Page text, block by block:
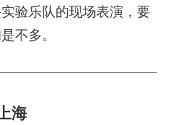
验乐队的现场表演，要
不多。
海